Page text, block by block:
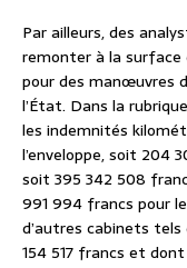
Par ailleurs, des
remonter à la surface
pour des manœuvres
l’État. Dans la
les indemnités
l’enveloppe, soit 204
soit 395 342 508
991 994 francs pour
d’autres cabinets tels
154 517 francs et